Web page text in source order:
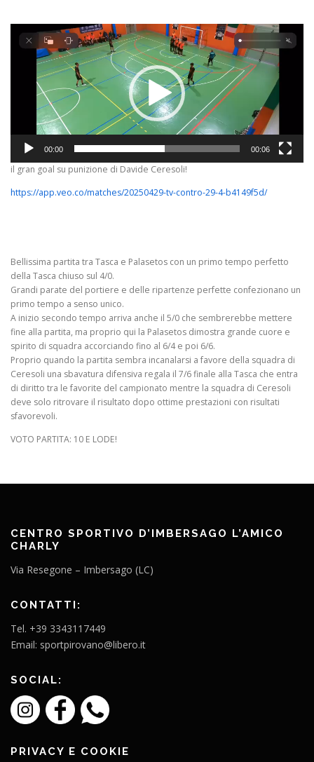
Player
00:00 00:06
il gran goal su punizione di Davide Ceresoli!
https://app.veo.co/matches/20250429-tv-contro-29-4-b4149f5d/
Bellissima partita tra Tasca e Palasetos con un primo tempo perfetto
della Tasca chiuso sul 4/0.
Grandi parate del portiere e delle ripartenze perfette confezionano un
primo tempo a senso unico.
A inizio secondo tempo arriva anche il 5/0 che sembrerebbe mettere
fine alla partita, ma proprio qui la Palasetos dimostra grande cuore e
spirito di squadra accorciando fino al 6/4 e poi 6/6.
Proprio quando la partita sembra incanalarsi a favore della squadra di
Ceresoli una sbavatura difensiva regala il 7/6 finale alla Tasca che entra
di diritto tra le favorite del campionato mentre la squadra di Ceresoli
deve solo ritrovare il risultato dopo ottime prestazioni con risultati
sfavorevoli.
VOTO PARTITA: 10 E LODE!
CENTRO SPORTIVO D’IMBERSAGO L’AMICO
CHARLY
Via Resegone – Imbersago (LC)
CONTATTI:
Tel. +39 3343117449
Email: sportpirovano@libero.it
SOCIAL:
PRIVACY E COOKIE